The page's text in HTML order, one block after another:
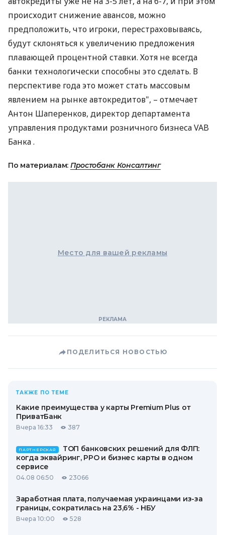
происходит снижение авансов, можно
предположить, что игроки, перестраховываясь,
будут склоняться к увеличению предложения
плавающей процентной ставки. Хотя не всегда
банки технологически способны это сделать. В
перспективе года это может стать массовым
явлением на рынке автокредитов", – отмечает
Антон Шаперенков, директор департамента
управления продуктами розничного бизнеса VAB
Банка .
По материалам: Простобанк Консалтинг
Место для вашей рекламы
ПОДЕЛИТЬСЯ НОВОСТЬЮ
ТАКЖЕ ПО ТЕМЕ
Какие преимущества у карты Premium Plus от
ПриватБанк
Вчера 16:33 387
ПАРТНЕРСКАЯ
ТОП банковских решений для ФЛП:
когда эквайринг, РРО и бизнес карты в одном
сервисе
04.08 06:50 23066
Заработная плата, получаемая украинцами из-за
границы, сократилась на 23,6% - НБУ
Вчера 10:00 528